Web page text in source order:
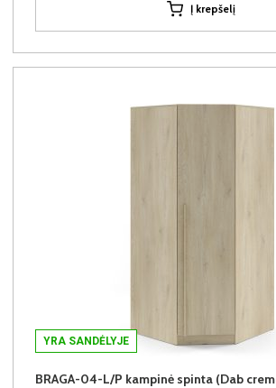
Į krepšelį
YRA SANDĖLYJE
BRAGA-04-L/P kampinė spinta (Dab